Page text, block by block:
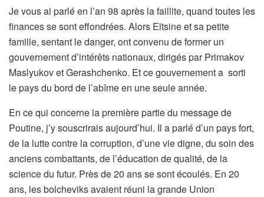
Je vous ai parlé en l’an 98 après la faillite, quand toutes les
finances se sont effondrées. Alors Eltsine et sa petite
famille, sentant le danger, ont convenu de former un
gouvernement d’intérêts nationaux, dirigés par Primakov
Maslyukov et Gerashchenko. Et ce gouvernement a sorti
le pays du bord de l’abîme en une seule année.
En ce qui concerne la première partie du message de
Poutine, j’y souscrirais aujourd’hui. Il a parlé d’un pays fort,
de la lutte contre la corruption, d’une vie digne, du soin des
anciens combattants, de l’éducation de qualité, de la
science du futur. Près de 20 ans se sont écoulés. En 20
ans, les bolcheviks avaient réuni la grande Union